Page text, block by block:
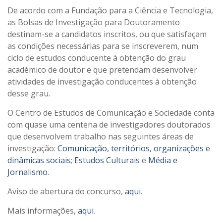
De acordo com a Fundação para a Ciência e Tecnologia,
as Bolsas de Investigação para Doutoramento
destinam-se a candidatos inscritos, ou que satisfaçam
as condições necessárias para se inscreverem, num
ciclo de estudos conducente à obtenção do grau
académico de doutor e que pretendam desenvolver
atividades de investigação conducentes à obtenção
desse grau.
O Centro de Estudos de Comunicação e Sociedade conta
com quase uma centena de investigadores doutorados
que desenvolvem trabalho nas seguintes áreas de
investigação: Comunicação, territórios, organizações e
dinâmicas sociais; Estudos Culturais e Média e
Jornalismo.
Aviso de abertura do concurso, aqui.
Mais informações, aqui.